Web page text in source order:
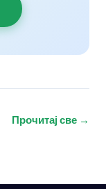
Прочитај све →